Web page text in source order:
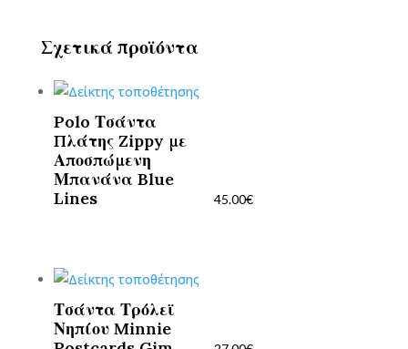
Σχετικά προϊόντα
Polo Τσάντα
Πλάτης Zippy με
Αποσπώμενη
Μπανάνα Blue
Lines
45.00€
Τσάντα Τρόλεϊ
Νηπίου Minnie